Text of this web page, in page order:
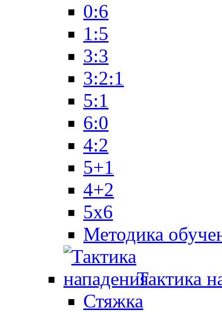
0:6
1:5
3:3
3:2:1
5:1
6:0
4:2
5+1
4+2
5x6
Методика
Тактика
Стяжка